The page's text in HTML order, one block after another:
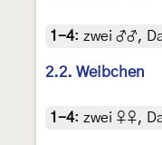
1-4: zwei ♂♂,
2.2. Weibchen
1-4: zwei ♀♀,